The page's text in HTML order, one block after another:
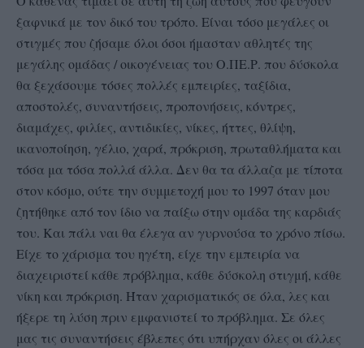
ξαφνικά με τον δικό του τρόπο. Είναι τόσο μεγάλες οι
στιγμές που ζήσαμε όλοι όσοι ήμασταν αθλητές της
μεγάλης ομάδας / οικογένειας του Ο.ΠΕ.Ρ. που δύσκολα
θα ξεχάσουμε τόσες πολλές εμπειρίες, ταξίδια,
αποστολές, συναντήσεις, προπονήσεις, κόντρες,
διαμάχες, φιλίες, αντιδικίες, νίκες, ήττες, θλίψη,
ικανοποίηση, γέλιο, χαρά, πρόκριση, πρωταθλήματα και
τόσα μα τόσα πολλά άλλα. Δεν θα τα άλλαζα με τίποτα
στον κόσμο, ούτε την συμμετοχή μου το 1997 όταν μου
ζητήθηκε από τον ίδιο να παίξω στην ομάδα της καρδιάς
του. Και πάλι ναι θα έλεγα αν γυρνούσα το χρόνο πίσω.
Είχε το χάρισμα του ηγέτη, είχε την εμπειρία να
διαχειριστεί κάθε πρόβλημα, κάθε δύσκολη στιγμή, κάθε
νίκη και πρόκριση. Ήταν χαρισματικός σε όλα, λες και
ήξερε τη λύση πριν εμφανιστεί το πρόβλημα. Σε όλες
μας τις συναντήσεις έβλεπες ότι υπήρχαν όλες οι άλλες